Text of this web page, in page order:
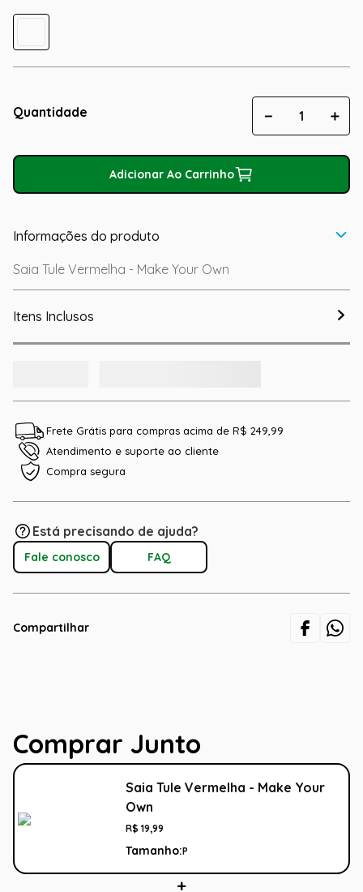
Quantidade ＋
－
Adicionar Ao Carrinho
Informações do produto
Saia Tule Vermelha - Make Your Own
Itens Inclusos
Frete Grátis para compras acima de R$ 249,99
Atendimento e suporte ao cliente
Compra segura
Está precisando de ajuda?
Fale conosco FAQ
Compartilhar
Comprar Junto
Saia Tule Vermelha - Make Your
Own
R$ 19,99
Tamanho:P